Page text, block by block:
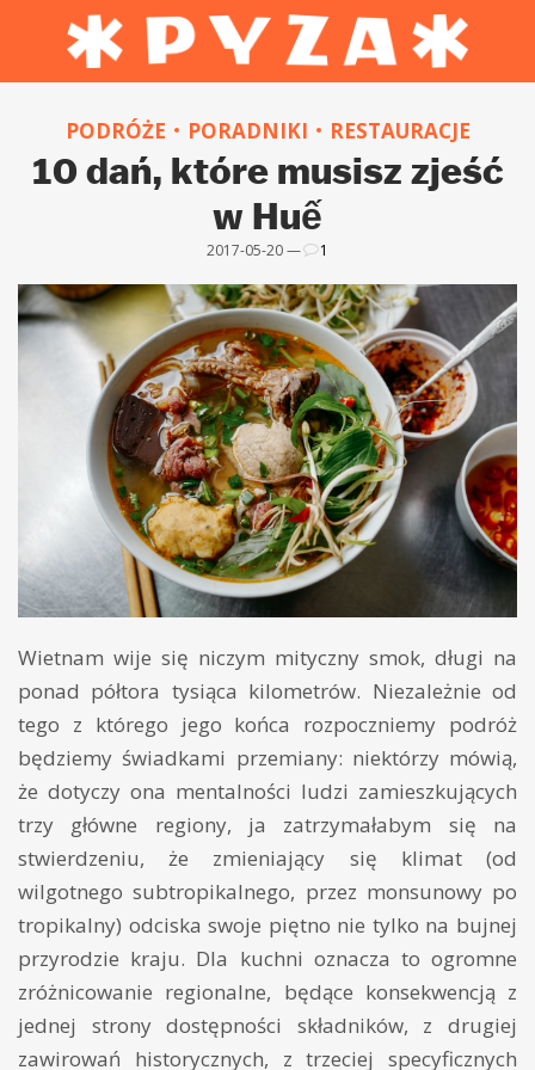
PODRÓŻE PORADNIKI RESTAURACJE
10 dań, które musisz zjeść
w Huế
2017-05-20 — 1
Wietnam wije się niczym mityczny smok, długi na
ponad półtora tysiąca kilometrów. Niezależnie od
tego z którego jego końca rozpoczniemy podróż
będziemy świadkami przemiany: niektórzy mówią,
że dotyczy ona mentalności ludzi zamieszkujących
trzy główne regiony, ja zatrzymałabym się na
stwierdzeniu, że zmieniający się klimat (od
wilgotnego subtropikalnego, przez monsunowy po
tropikalny) odciska swoje piętno nie tylko na bujnej
przyrodzie kraju. Dla kuchni oznacza to ogromne
zróżnicowanie regionalne, będące konsekwencją z
jednej strony dostępności składników, z drugiej
zawirowań historycznych, z trzeciej specyficznych